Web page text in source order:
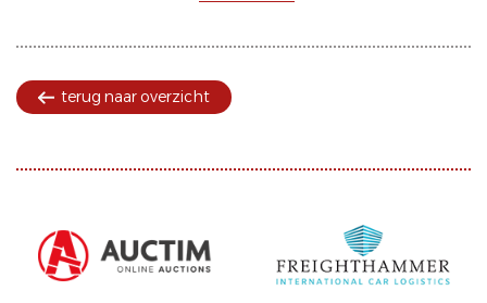
terug naar overzicht